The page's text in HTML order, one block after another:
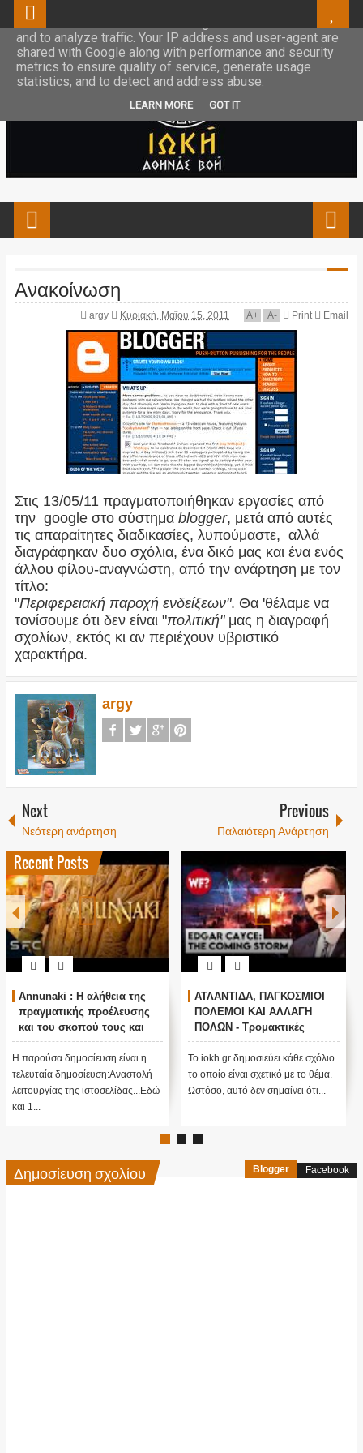
Ανακοίνωση
argy Κυριακή, Μαΐου 15, 2011 A+ A- Print Email
Στις 13/05/11 πραγματοποιήθηκαν εργασίες από
την google στο σύστημα blogger, μετά από αυτές
τις απαραίτητες διαδικασίες, λυπούμαστε, αλλά
διαγράφηκαν δυο σχόλια, ένα δικό μας και ένα ενός
άλλου φίλου-αναγνώστη, από την ανάρτηση με τον
τίτλο:
"Περιφερειακή παροχή ενδείξεων". Θα 'θέλαμε να
τονίσουμε ότι δεν είναι "πολιτική" μας η διαγραφή
σχολίων, εκτός κι αν περιέχουν υβριστικό
χαρακτήρα.
argy
Next
Νεότερη ανάρτηση
Previous
Παλαιότερη Ανάρτηση
Recent Posts
Annunaki : Η αλήθεια της
πραγματικής προέλευσης
και του σκοπού τους και
αναστολή λειτουργίας μας
....
Η παρούσα δημοσίευση είναι η
τελευταία δημοσίευση:Αναστολή
λειτουργίας της ιστοσελίδας...Εδώ
και 1...
ΑΤΛΑΝΤΙΔΑ, ΠΑΓΚΟΣΜΙΟΙ
ΠΟΛΕΜΟΙ ΚΑΙ ΑΛΛΑΓΗ
ΠΟΛΩΝ - Τρομακτικές
προβλέψεις του Edgar
Cayce (Video)
Το iokh.gr δημοσιεύει κάθε σχόλιο
το οποίο είναι σχετικό με το θέμα.
Ωστόσο, αυτό δεν σημαίνει ότι...
Δημοσίευση σχολίου Blogger Facebook
This site uses cookies from Google to deliver its services
and to analyze traffic. Your IP address and user-agent are
shared with Google along with performance and security
metrics to ensure quality of service, generate usage
statistics, and to detect and address abuse.
LEARN MORE GOT IT